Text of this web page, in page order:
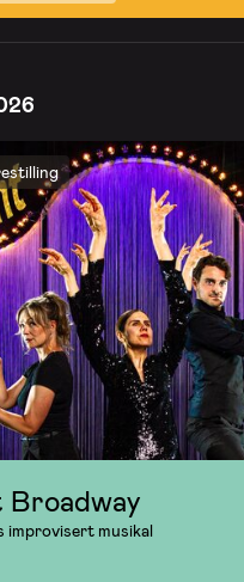
Broadway
improvisert musikal